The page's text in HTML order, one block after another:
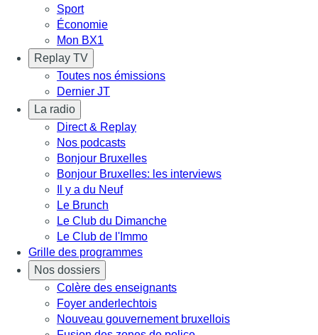
Sport
Économie
Mon BX1
Replay TV
Toutes nos émissions
Dernier JT
La radio
Direct & Replay
Nos podcasts
Bonjour Bruxelles
Bonjour Bruxelles: les interviews
Il y a du Neuf
Le Brunch
Le Club du Dimanche
Le Club de l'Immo
Grille des programmes
Nos dossiers
Colère des enseignants
Foyer anderlechtois
Nouveau gouvernement bruxellois